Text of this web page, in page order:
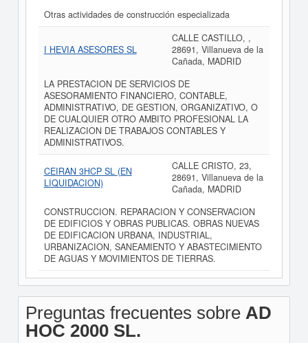
Otras actividades de construcción especializada
I HEVIA ASESORES SL
CALLE CASTILLO, ,
28691, Villanueva de la
Cañada, MADRID
LA PRESTACION DE SERVICIOS DE
ASESORAMIENTO FINANCIERO, CONTABLE,
ADMINISTRATIVO, DE GESTION, ORGANIZATIVO, O
DE CUALQUIER OTRO AMBITO PROFESIONAL LA
REALIZACION DE TRABAJOS CONTABLES Y
ADMINISTRATIVOS.
CEIRAN 3HCP SL (EN
LIQUIDACION)
CALLE CRISTO, 23,
28691, Villanueva de la
Cañada, MADRID
CONSTRUCCION. REPARACION Y CONSERVACION
DE EDIFICIOS Y OBRAS PUBLICAS. OBRAS NUEVAS
DE EDIFICACION URBANA, INDUSTRIAL,
URBANIZACION, SANEAMIENTO Y ABASTECIMIENTO
DE AGUAS Y MOVIMIENTOS DE TIERRAS.
Preguntas frecuentes sobre AD
HOC 2000 SL.